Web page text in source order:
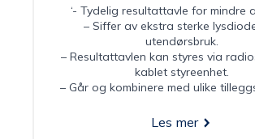
‘- Tydelig resultattavle for mindre
– Siffer av ekstra sterke
utendørsbruk.
– Resultattavlen kan styres via
kablet styreenhet.
– Går og kombinere med ulike
Les mer